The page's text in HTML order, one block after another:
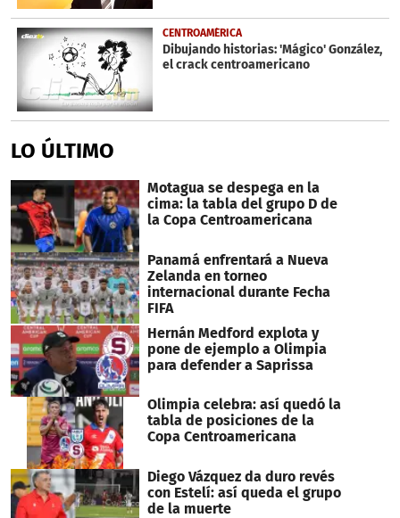
CENTROAMÉRICA
Dibujando historias: 'Mágico' González,
el crack centroamericano
LO ÚLTIMO
Motagua se despega en la
cima: la tabla del grupo D de
la Copa Centroamericana
Panamá enfrentará a Nueva
Zelanda en torneo
internacional durante Fecha
FIFA
Hernán Medford explota y
pone de ejemplo a Olimpia
para defender a Saprissa
Olimpia celebra: así quedó la
tabla de posiciones de la
Copa Centroamericana
Diego Vázquez da duro revés
con Estelí: así queda el grupo
de la muerte